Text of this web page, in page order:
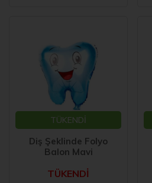
TÜKENDİ
Diş Şeklinde Folyo
Balon Mavi
TÜKENDİ